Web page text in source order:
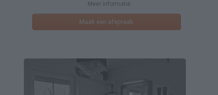
Meer informatie
Maak een afspraak